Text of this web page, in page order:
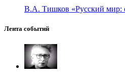
В.А. Тишков «Русский мир:
Лента событий